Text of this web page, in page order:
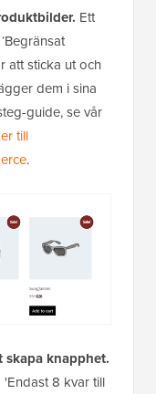
Ett
att sticka ut och
dem i sina
guide, se vår
till
.
skapa knapphet.
8 kvar till